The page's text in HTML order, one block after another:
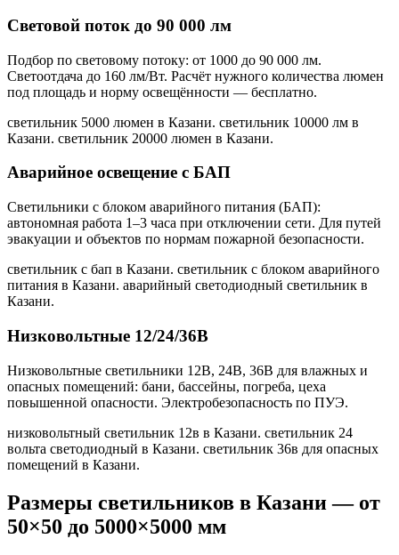
Световой поток до 90 000 лм
Подбор по световому потоку: от 1000 до 90 000 лм.
Светоотдача до 160 лм/Вт. Расчёт нужного количества люмен
под площадь и норму освещённости — бесплатно.
светильник 5000 люмен в Казани. светильник 10000 лм в
Казани. светильник 20000 люмен в Казани.
Аварийное освещение с БАП
Светильники с блоком аварийного питания (БАП):
автономная работа 1–3 часа при отключении сети. Для путей
эвакуации и объектов по нормам пожарной безопасности.
светильник с бап в Казани. светильник с блоком аварийного
питания в Казани. аварийный светодиодный светильник в
Казани.
Низковольтные 12/24/36В
Низковольтные светильники 12В, 24В, 36В для влажных и
опасных помещений: бани, бассейны, погреба, цеха
повышенной опасности. Электробезопасность по ПУЭ.
низковольтный светильник 12в в Казани. светильник 24
вольта светодиодный в Казани. светильник 36в для опасных
помещений в Казани.
Размеры светильников в Казани— от
50×50 до 5000×5000 мм